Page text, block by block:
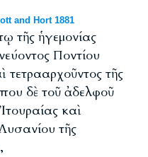
and Hort 1881
τῆς ἡγεμονίας
Ποντίου
τετρααρχοῦντος τῆς
δὲ τοῦ ἀδελφοῦ
καὶ
τῆς